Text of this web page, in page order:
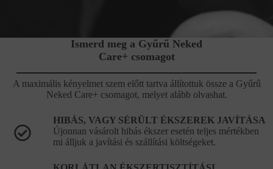
Ismerd meg a Gyűrű Neked
Care+ csomagot
A maximális kényelmet szem előtt tartva állítottuk össze a Gyűrű
Neked Care+ csomagot, melyet alább olvashat.
HIBÁS, VAGY SÉRÜLT ÉKSZEREK JAVÍTÁSA
Újonnan vásárolt hibás ékszer esetén teljes mértékben
mi álljuk a javítási és szállítási költségeket.